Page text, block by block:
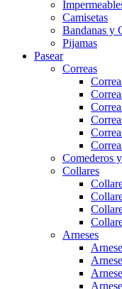
Camisetas
Bandanas y
Pijamas
Pasear
Correas
Comederos
Collares
Arneses